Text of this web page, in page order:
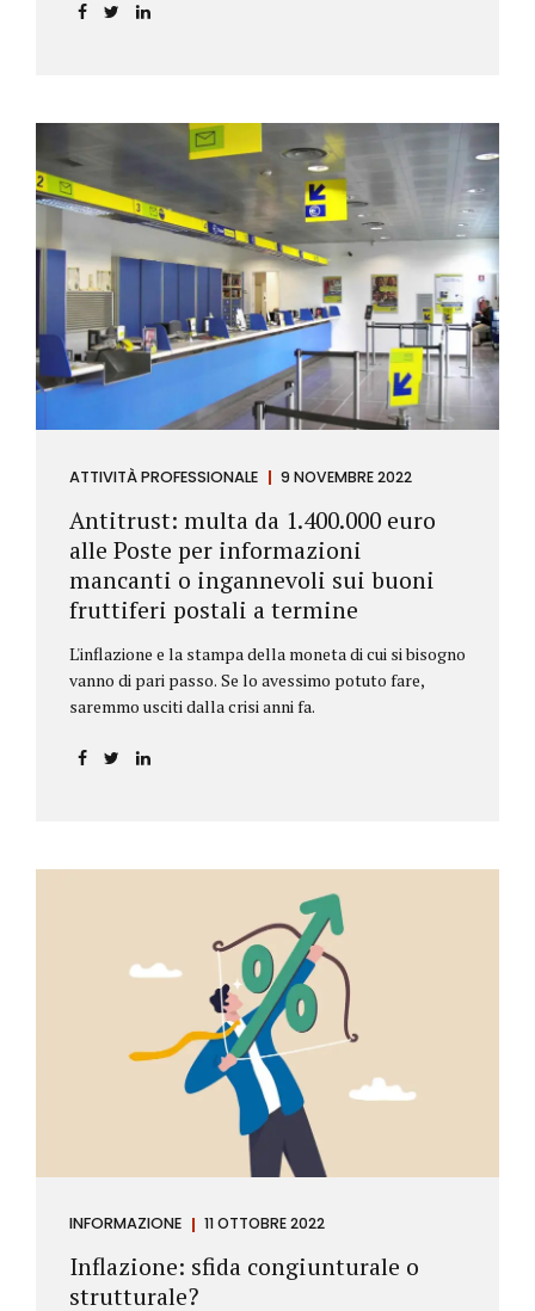
ATTIVITÀ PROFESSIONALE 9 NOVEMBRE 2022
Antitrust: multa da 1.400.000 euro
alle Poste per informazioni
mancanti o ingannevoli sui buoni
fruttiferi postali a termine
L'inflazione e la stampa della moneta di cui si bisogno
vanno di pari passo. Se lo avessimo potuto fare,
saremmo usciti dalla crisi anni fa.
INFORMAZIONE 11 OTTOBRE 2022
Inflazione: sfida congiunturale o
strutturale?